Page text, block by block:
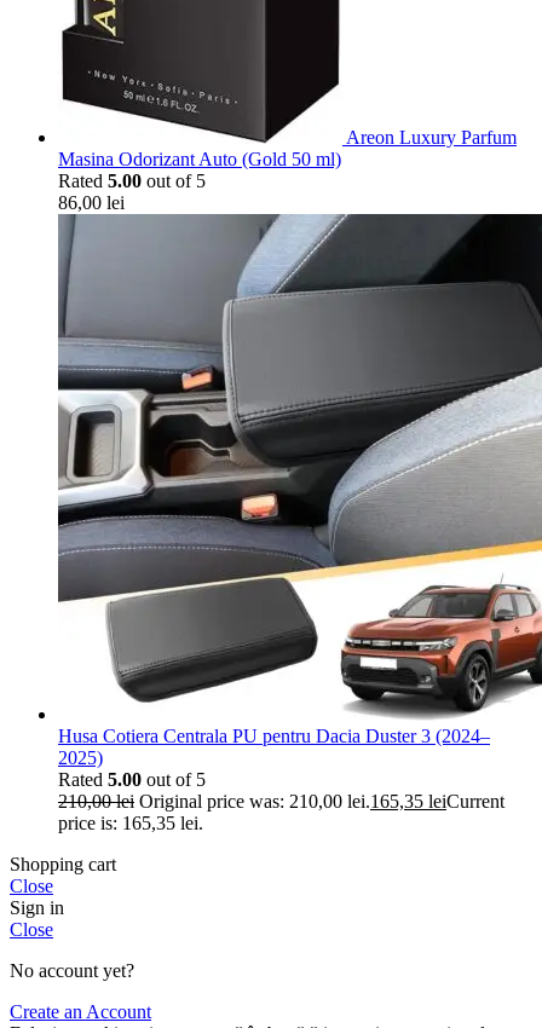
Areon Luxury Parfum
Masina Odorizant Auto (Gold 50 ml)
Rated 5.00 out of 5
86,00 lei
Husa Cotiera Centrala PU pentru Dacia Duster 3 (2024–
2025)
Rated 5.00 out of 5
210,00lei Original price was: 210,00 lei.165,35 leiCurrent
price is: 165,35 lei.
Shopping cart
Close
Sign in
Close
No account yet?
Create an Account